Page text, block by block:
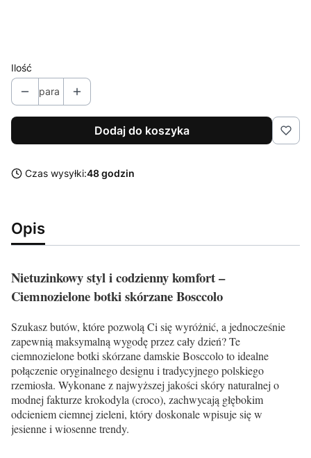
Ilość
para
Dodaj do koszyka
Czas wysyłki:48 godzin
Opis
Nietuzinkowy styl i codzienny komfort –
Ciemnozielone botki skórzane Bosccolo
Szukasz butów, które pozwolą Ci się wyróżnić, a jednocześnie
zapewnią maksymalną wygodę przez cały dzień? Te
ciemnozielone botki skórzane damskie Bosccolo to idealne
połączenie oryginalnego designu i tradycyjnego polskiego
rzemiosła. Wykonane z najwyższej jakości skóry naturalnej o
modnej fakturze krokodyla (croco), zachwycają głębokim
odcieniem ciemnej zieleni, który doskonale wpisuje się w
jesienne i wiosenne trendy.